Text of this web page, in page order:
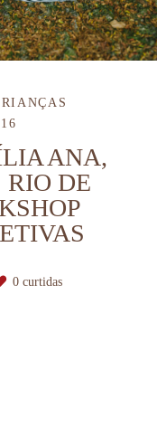
ANA,
RIO DE
0 curtidas